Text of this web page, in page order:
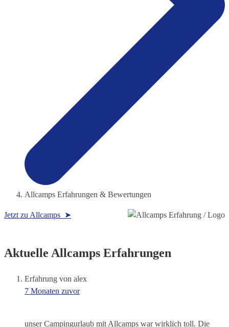
Allcamps Erfahrungen & Bewertungen
Jetzt zu Allcamps ➤
Aktuelle Allcamps Erfahrungen
Erfahrung von alex
7 Monaten zuvor
unser Campingurlaub mit Allcamps war wirklich toll. Die